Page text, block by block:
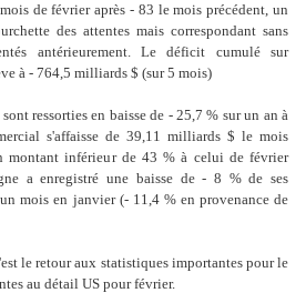
de février après - 83 le mois précédent, un
des attentes mais correspondant sans
antérieurement. Le déficit cumulé sur
à - 764,5 milliards $ (sur 5 mois)
ressorties en baisse de - 25,7 % sur un an à
s'affaisse de 39,11 milliards $ le mois
montant inférieur de 43 % à celui de février
a enregistré une baisse de - 8 % de ses
mois en janvier (- 11,4 % en provenance de
le retour aux statistiques importantes pour le
au détail US pour février.